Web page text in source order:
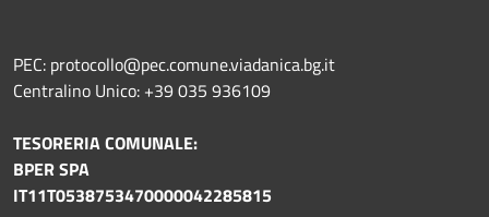
PEC: protocollo@pec.comune.viadanica.bg.it
Centralino Unico: +39 035 936109
TESORERIA COMUNALE:
BPER SPA
IT11T0538753470000042285815